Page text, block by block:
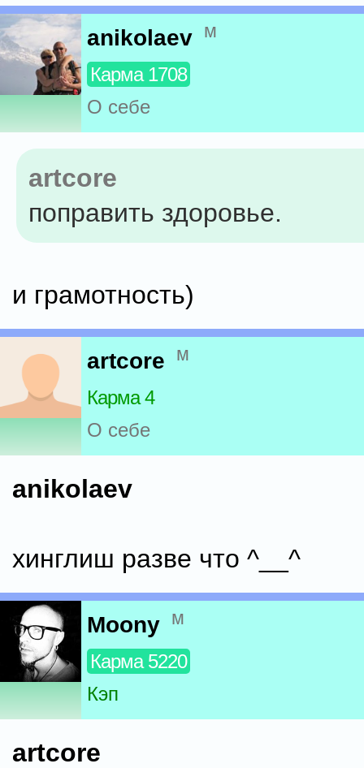
anikolaev м
Карма 1708
О себе
artcore
поправить здоровье.
и грамотность)
artcore м
Карма 4
О себе
anikolaev
хинглиш разве что ^__^
Moony м
Карма 5220
Кэп
artcore